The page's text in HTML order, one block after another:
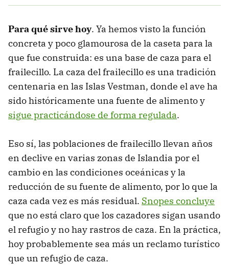
Para qué sirve hoy. Ya hemos visto la función
concreta y poco glamourosa de la caseta para la
que fue construida: es una base de caza para el
frailecillo. La caza del frailecillo es una tradición
centenaria en las Islas Vestman, donde el ave ha
sido históricamente una fuente de alimento y
sigue practicándose de forma regulada.
Eso sí, las poblaciones de frailecillo llevan años
en declive en varias zonas de Islandia por el
cambio en las condiciones oceánicas y la
reducción de su fuente de alimento, por lo que la
caza cada vez es más residual. Snopes concluye
que no está claro que los cazadores sigan usando
el refugio y no hay rastros de caza. En la práctica,
hoy probablemente sea más un reclamo turístico
que un refugio de caza.